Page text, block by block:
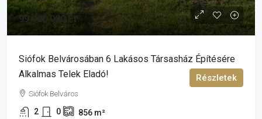
99 000 000 Ft
Siófok Belvárosában 6 Lakásos Társasház Építésére
Alkalmas Telek Eladó!
Siófok Belváros
2 0 856 m²
Részletek